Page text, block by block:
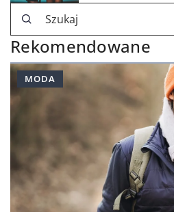
Rekomendowane
MODA